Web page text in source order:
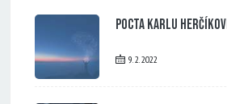
Pocta Karlu Herčíkovi
9. 2. 2022